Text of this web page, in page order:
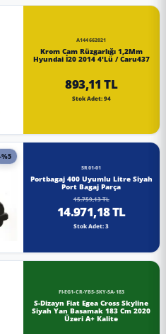
A144662021
Krom Cam Rüzgarlığı 1,2Mm
Hyundai İ20 2014 4'Lü / Caru437
893,11 TL
Stok Adet: 94
-%5
SR01-01
Portbagaj 400 Uyumlu Litre Siyah
Port Bagaj Parça
15.759,13 TL
14.971,18 TL
Stok Adet: 3
FI-EG1-CR-YBS-SKY-SA-183
S-Dizayn Fiat Egea Cross Skyline
Siyah Yan Basamak 183 Cm 2020
Üzeri A+ Kalite